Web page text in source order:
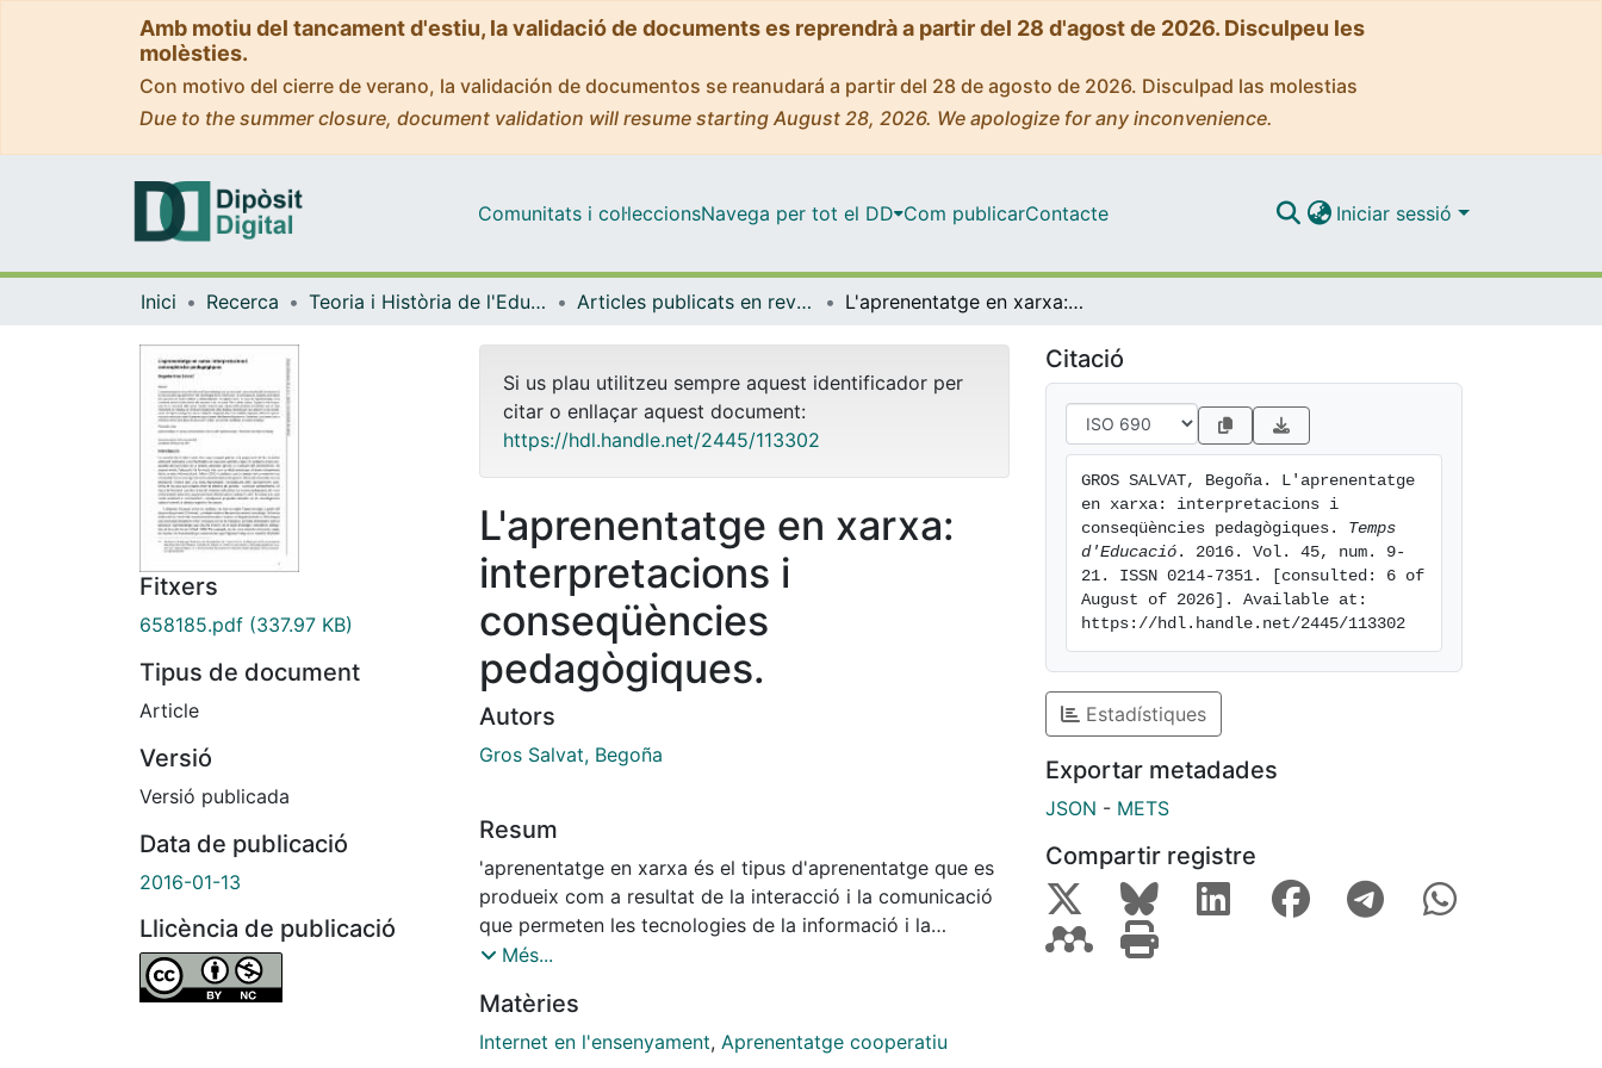
Amb motiu del tancament d'estiu, la validació de documents es reprendrà a partir del 28 d'agost de 2026. Disculpeu les
molèsties.
Con motivo del cierre de verano, la validación de documentos se reanudará a partir del 28 de agosto de 2026. Disculpad las molestias
Due to the summer closure, document validation will resume starting August 28, 2026. We apologize for any inconvenience.
Comunitats i col·leccionsNavega per tot el DD Com publicarContacte Iniciar sessió
Inici Recerca Teoria i Història de l'Educació Articles publicats en revistes (Teoria i Història de l'Educació) L'aprenentatge en xarxa: interpretacions i conseqüències pedagògiques.
Fitxers
658185.pdf (337.97 KB)
Tipus de document
Article
Versió
Versió publicada
Data de publicació
2016-01-13
Llicència de publicació
Si us plau utilitzeu sempre aquest identificador per
citar o enllaçar aquest document:
https://hdl.handle.net/2445/113302
L'aprenentatge en xarxa:
interpretacions i
conseqüències
pedagògiques.
Autors
Gros Salvat, Begoña
Resum
'aprenentatge en xarxa és el tipus d'aprenentatge que es
produeix com a resultat de la interacció i la comunicació
que permeten les tecnologies de la informació i la
comunicació. Aquesta concepció tan genèrica té molts
l'aprenentatge és la connexió entre la informació, els
recursos i les persones. Per a altres autors, l'aspecte més
Més...
Matèries
Internet en l'ensenyament, Aprenentatge cooperatiu
Citació
GROS SALVAT, Begoña. L'aprenentatge
en xarxa: interpretacions i
conseqüències pedagògiques. Temps
d'Educació . 2016. Vol. 45, num. 9-
21. ISSN 0214-7351. [consulted: 6 of
August of 2026]. Available at:
https://hdl.handle.net/2445/113302
Estadístiques
Exportar metadades
JSON - METS
Compartir registre